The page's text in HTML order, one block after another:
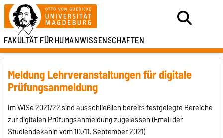
FAKULTÄT FÜRHUMANWISSENSCHAFTEN
Meldung Lehrveranstaltungen für digitale
Prüfungsanmeldung
Im WiSe 2021/22 sind ausschließlich bereits festgelegte Bereiche
zur digitalen Prüfungsanmeldung zugelassen (Email der
Studiendekanin vom 10./11. September 2021)